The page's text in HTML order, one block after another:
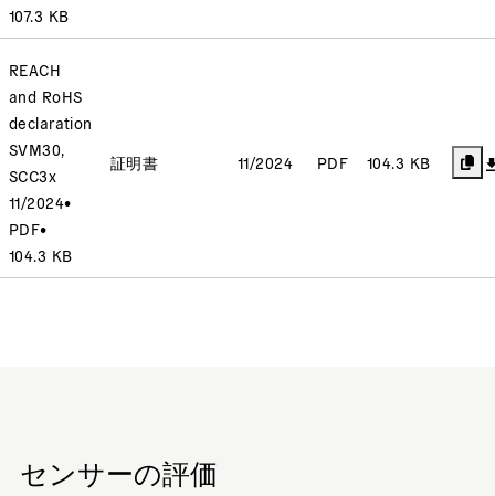
107.3 KB
REACH
and RoHS
declaration
SVM30,
SCC3x
11/2024•
PDF•
104.3 KB
証明書 11/2024 PDF 104.3 KB
センサーの評価